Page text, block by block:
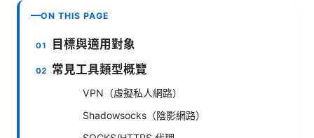
ON THIS PAGE
目標與適用對象
常見工具類型概覽
VPN（虛擬私人網路）
Shadowsocks（陰影網路）